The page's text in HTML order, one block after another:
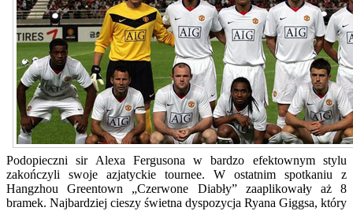
Podopieczni sir Alexa Fergusona w bardzo efektownym stylu
zakończyli swoje azjatyckie tournee. W ostatnim spotkaniu z
Hangzhou Greentown „Czerwone Diabły” zaaplikowały aż 8
bramek. Najbardziej cieszy świetna dyspozycja Ryana Giggsa, który